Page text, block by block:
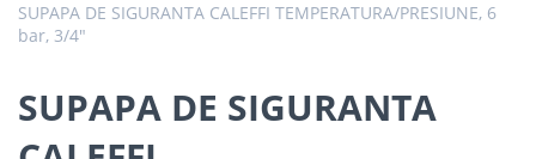
SUPAPA DE SIGURANTA CALEFFI TEMPERATURA/PRESIUNE, 6
bar, 3/4"
SUPAPA DE SIGURANTA